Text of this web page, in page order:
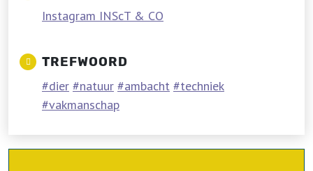
Instagram INScT & CO
TREFWOORD
dier natuur ambacht
techniek
vakmanschap